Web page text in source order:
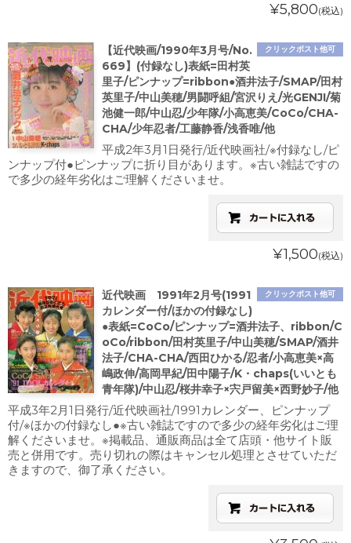
¥5,800(税込)
クリックポスト他可
【近代映画/1990年3月号/No.
669】(付録なし)表紙=田村英
里子/ピンナップ=ribbon●酒井法子/SMAP/田村
英里子/中山美穂/男闘呼組/宮沢りえ/光GENJI/菊
池健一郎/中山忍/少年隊/小高恵美/CoCo/CHA-
CHA/少年忍者/工藤静香/浅香唯/他
平成2年3月1日発行/近代映画社/※付録なし/ピ
ンナップ付●ピンナップに折り目があります。※古い雑誌ですの
で多少の経年劣化はご理解くださいませ。
¥1,500(税込)
クリックポスト他可
近代映画 1991年2月号(1991
カレンダー付/ほかの付録なし)
●表紙=CoCo/ピンナップ=酒井法子、ribbon/C
oCo/ribbon/田村英里子/中山美穂/SMAP/酒井
法子/CHA-CHA/西田ひかる/忍者/小高恵美×高
嶋政伸/高岡早紀/田中陽子/K・chaps(いいとも
青年隊)/中山忍/桜井幸子×宍戸留美×西野妙子/他
平成3年2月1日発行/近代映画社/1991カレンダー、ピンナップ
付/※ほかの付録なし●※古い雑誌ですので多少の経年劣化はご理
解くださいませ。※掲載品、通販商品は全て店頭・他サイト販
売と併用です。売り切れの際はキャンセル処理とさせていただ
きますので、御了承ください。